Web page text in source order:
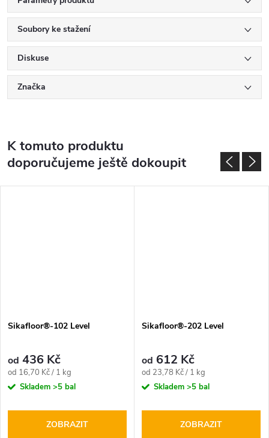
Soubory ke stažení
Diskuse
Značka
K tomuto produktu
doporučujeme ještě dokoupit
Sikafloor®-102 Level
od 436 Kč
Měrná
cena:
od 16,70 Kč / 1 kg
Skladem >5 bal
ZOBRAZIT
Sikafloor®-202 Level
od 612 Kč
Měrná
cena:
od 23,78 Kč / 1 kg
Skladem >5 bal
ZOBRAZIT